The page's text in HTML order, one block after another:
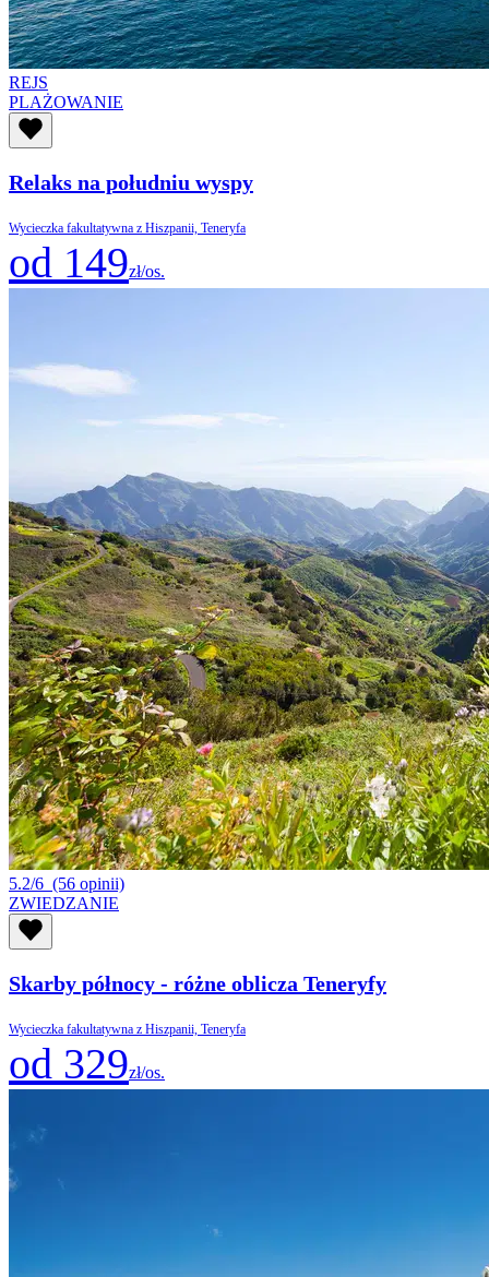
REJS
PLAŻOWANIE
Relaks na południu wyspy
Wycieczka fakultatywna z Hiszpanii, Teneryfa
od 149zł/os.
5.2/6 (56 opinii)
ZWIEDZANIE
Skarby północy - różne oblicza Teneryfy
Wycieczka fakultatywna z Hiszpanii, Teneryfa
od 329zł/os.